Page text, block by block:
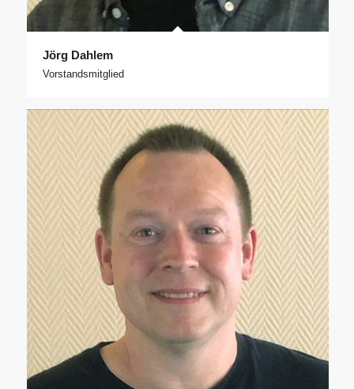
Jörg Dahlem
Vorstandsmitglied